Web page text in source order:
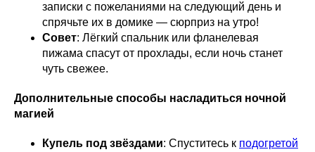
записки с пожеланиями на следующий день и
спрячьте их в домике — сюрприз на утро!
Совет: Лёгкий спальник или фланелевая
пижама спасут от прохлады, если ночь станет
чуть свежее.
Дополнительные способы насладиться ночной
магией
Купель под звёздами: Спуститесь к подогретой